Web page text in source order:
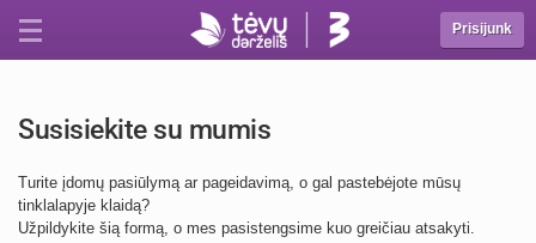
Prisijunk
Susisiekite su mumis
Turite įdomų pasiūlymą ar pageidavimą, o gal pastebėjote mūsų
tinklalapyje klaidą?
Užpildykite šią formą, o mes pasistengsime kuo greičiau atsakyti.